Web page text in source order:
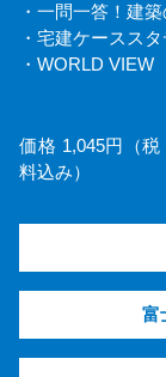
・一問一答！建
・宅建ケースス
・WORLD VIEW
価格 1,045円（
料込み）
富